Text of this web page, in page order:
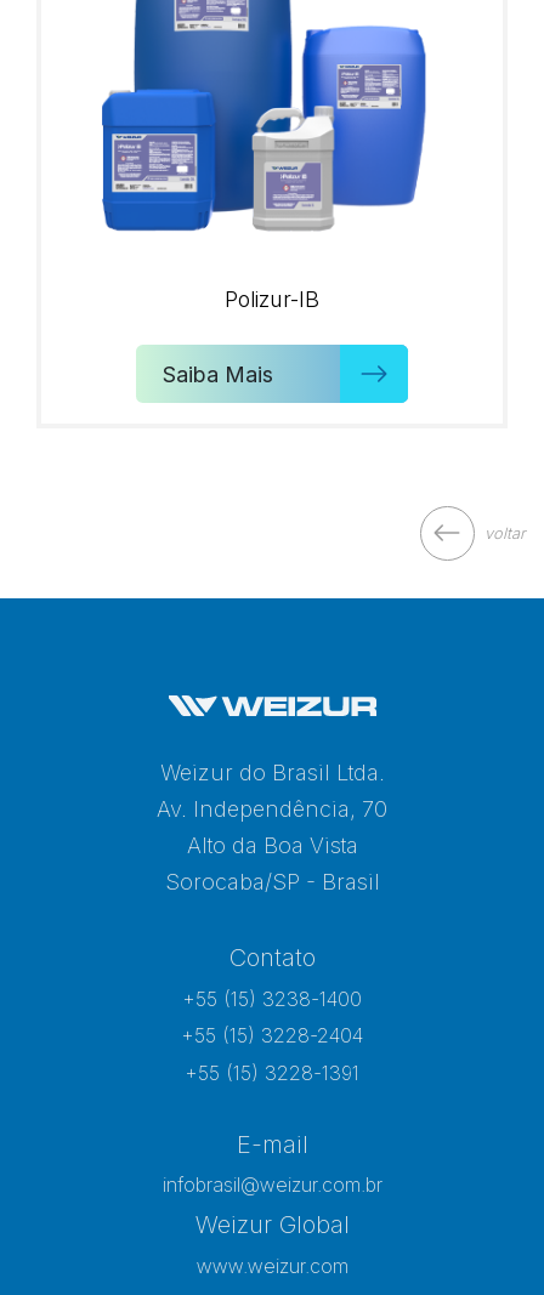
Polizur-IB
Saiba Mais
voltar
Weizur do Brasil Ltda.
Av. Independência, 70
Alto da Boa Vista
Sorocaba/SP - Brasil
Contato
+55 (15) 3238-1400
+55 (15) 3228-2404
+55 (15) 3228-1391
E-mail
infobrasil@weizur.com.br
Weizur Global
www.weizur.com